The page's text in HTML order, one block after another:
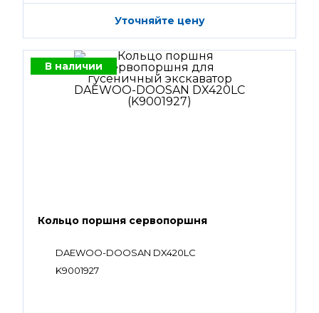
Уточняйте цену
В наличии
Кольцо поршня сервопоршня
DAEWOO-DOOSAN DX420LC
K9001927